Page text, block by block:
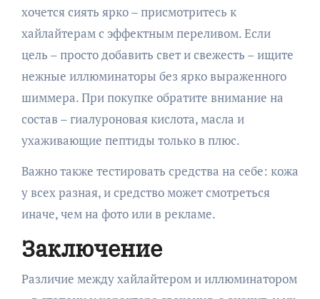
хочется сиять ярко – присмотритесь к
хайлайтерам с эффектным переливом. Если
цель – просто добавить свет и свежесть – ищите
нежные иллюминаторы без ярко выраженного
шиммера. При покупке обратите внимание на
состав – гиалуроновая кислота, масла и
ухаживающие пептиды только в плюс.
Важно также тестировать средства на себе: кожа
у всех разная, и средство может смотреться
иначе, чем на фото или в рекламе.
Заключение
Различие между хайлайтером и иллюминатором